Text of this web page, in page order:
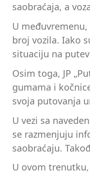
saobraćaja, a
U
broj vozila. Iako
situaciju na
Osim toga, JP
gumama i
svoja putovanja
U vezi sa
se razmenjuju
saobraćaju.
U ovom